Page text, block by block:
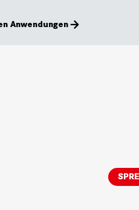
Anwendungen